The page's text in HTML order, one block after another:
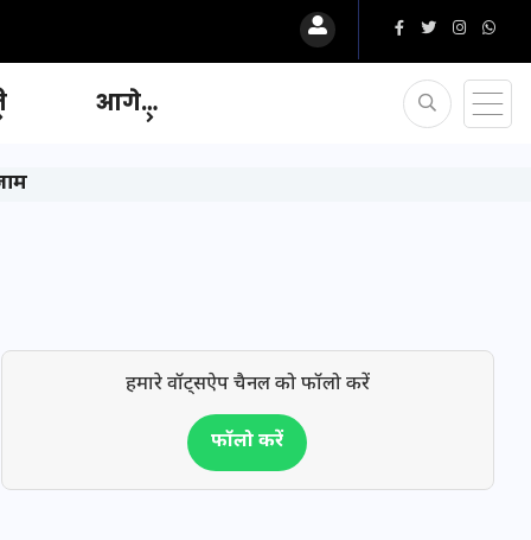
आगे…
हमारे वॉट्सऐप चैनल को फॉलो करें
फॉलो करें